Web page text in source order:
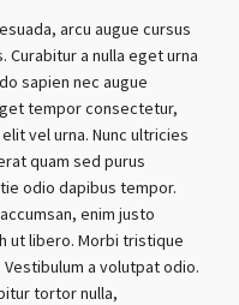
arcu augue cursus
Curabitur a nulla eget urna
sapien nec augue
tempor consectetur,
vel urna. Nunc ultricies
quam sed purus
odio dapibus tempor.
enim justo
ut libero. Morbi tristique
a volutpat odio.
tortor nulla,